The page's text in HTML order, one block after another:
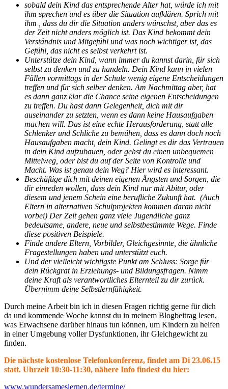
sobald dein Kind das entsprechende Alter hat, würde ich mit
ihm sprechen und es über die Situation aufklären. Sprich mit
ihm , dass du dir die Situation anders wünschst, aber das es
der Zeit nicht anders möglich ist. Das Kind bekommt dein
Verständnis und Mitgefühl und was noch wichtiger ist, das
Gefühl, das nicht es selbst verkehrt ist.
Unterstütze dein Kind, wann immer du kannst darin, für sich
selbst zu denken und zu handeln. Dein Kind kann in vielen
Fällen vormittags in der Schule wenig eigene Entscheidungen
treffen und für sich selber denken. Am Nachmittag aber, hat
es dann ganz klar die Chance seine eigenen Entscheidungen
zu treffen. Du hast dann Gelegenheit, dich mit dir
auseinander zu setzten, wenn es dann keine Hausaufgaben
machen will. Das ist eine echte Herausforderung, statt alle
Schlenker und Schliche zu bemühen, dass es dann doch noch
Hausaufgaben macht, dein Kind. Gelingt es dir das Vertrauen
in dein Kind aufzubauen, oder gehst du einen unbequemen
Mittelweg, oder bist du auf der Seite von Kontrolle und
Macht. Was ist genau dein Weg? Hier wird es interessant.
Beschäftige dich mit deinen eigenen Ängsten und Sorgen, die
dir einreden wollen, dass dein Kind nur mit Abitur, oder
diesem und jenem Schein eine berufliche Zukunft hat. (Auch
Eltern in alternativen Schulprojekten kommen daran nicht
vorbei) Der Zeit gehen ganz viele Jugendliche ganz
bedeutsame, andere, neue und selbstbestimmte Wege. Finde
diese positiven Beispiele.
Finde andere Eltern, Vorbilder, Gleichgesinnte, die ähnliche
Fragestellungen haben und unterstützt euch.
Und der vielleicht wichtigste Punkt am Schluss: Sorge für
dein Rückgrat in Erziehungs- und Bildungsfragen. Nimm
deine Kraft als verantwortliches Elternteil zu dir zurück.
Übernimm deine Selbstlernfähigkeit.
Durch meine Arbeit bin ich in diesen Fragen richtig gerne für dich
da und kommende Woche kannst du in meinem Blogbeitrag lesen,
was Erwachsene darüber hinaus tun können, um Kindern zu helfen
in einer Umgebung voller Dysfunktionen, ihr Gleichgewicht zu
finden.
Die nächste kostenlose Telefonkonferenz, findet am Di 23.06.15
statt. Uhrzeit 10:30-11:30, nähere Info findest du hier:
www.wundersameslernen.de/termine/